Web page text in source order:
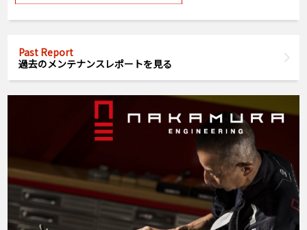
Past Report
過去のメンテナンスレポートを見る